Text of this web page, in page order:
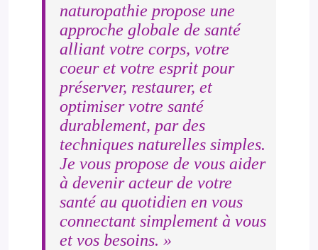
naturopathie propose une
approche globale de santé
alliant votre corps, votre
coeur et votre esprit pour
préserver, restaurer, et
optimiser votre santé
durablement, par des
techniques naturelles simples.
Je vous propose de vous aider
à devenir acteur de votre
santé au quotidien en vous
connectant simplement à vous
et vos besoins. »